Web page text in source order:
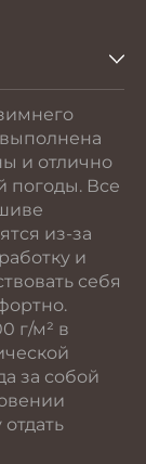
и отлично
погоды. Все
из-за
и
себя
г/м² в
за собой